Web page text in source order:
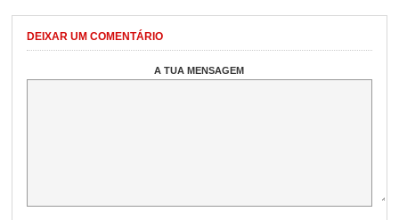
DEIXAR UM COMENTÁRIO
A TUA MENSAGEM